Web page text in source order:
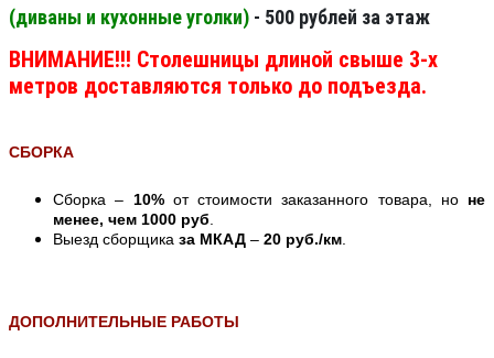
(диваны и кухонные уголки) - 500 рублей за этаж
ВНИМАНИЕ!!! Столешницы длиной свыше 3-х
метров доставляются только до подъезда.
СБОРКА
Сборка – 10%от стоимости заказанного товара, но не
менее, чем 1000 руб
Выезд сборщика за МКАД – 20 руб./км
ДОПОЛНИТЕЛЬНЫЕ РАБОТЫ